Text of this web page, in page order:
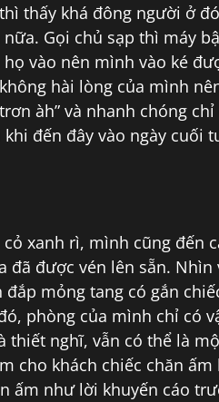
thấy khá đông người ở
Gọi chủ sạp thì máy
vào nên mình vào ké
hài lòng của mình
àh” và nhanh chóng
đến đây vào ngày cuối
xanh rì, mình cũng đến
đã được vén lên sẵn.
đắp mỏng tang có gắn
phòng của mình chỉ có
thiết nghĩ, vẫn có thể là
cho khách chiếc chăn
ấm như lời khuyến cáo